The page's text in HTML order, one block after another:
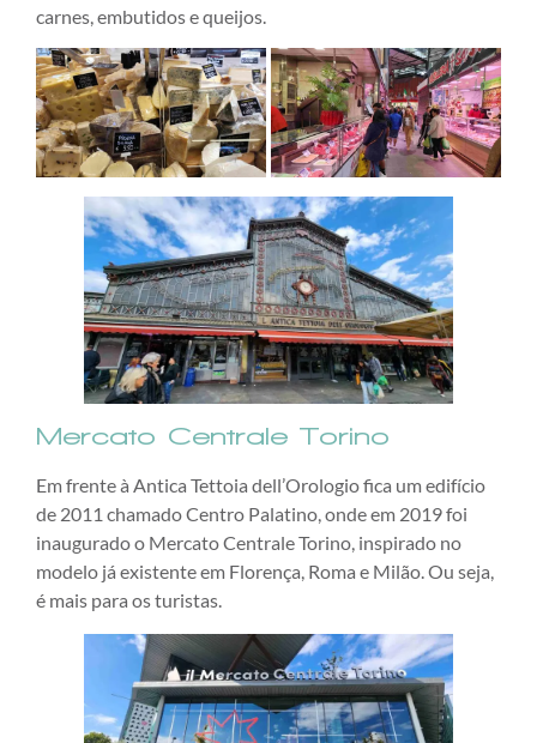
carnes, embutidos e queijos.
Mercato Centrale Torino
Em frente à Antica Tettoia dell’Orologio fica um edifício
de 2011 chamado Centro Palatino, onde em 2019 foi
inaugurado o Mercato Centrale Torino, inspirado no
modelo já existente em Florença, Roma e Milão. Ou seja,
é mais para os turistas.